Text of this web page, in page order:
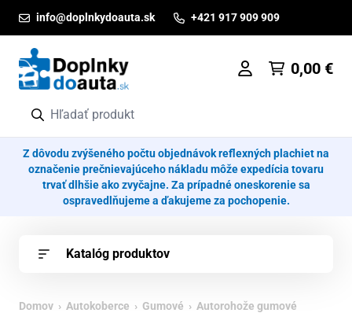
info@doplnkydoauta.sk +421 917 909 909
0,00 €
Z dôvodu zvýšeného počtu objednávok reflexných plachiet na
označenie prečnievajúceho nákladu môže expedícia tovaru
trvať dlhšie ako zvyčajne. Za prípadné oneskorenie sa
ospravedlňujeme a ďakujeme za pochopenie.
Katalóg produktov
Domov › Autokoberce › Gumové › Autorohože gumové